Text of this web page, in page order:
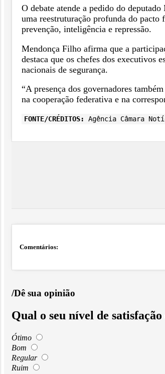
O debate atende a pedido do
uma reestruturação profunda do pacto
prevenção, inteligência e repressão.
Mendonça Filho afirma que a
destaca que os chefes dos executivos
nacionais de segurança.
“A presença dos governadores
na cooperação federativa e na
FONTE/CRÉDITOS: Agência Câmara
Comentários:
/Dê sua opinião
Qual o seu nível de
Ótimo
Bom
Regular
Ruim